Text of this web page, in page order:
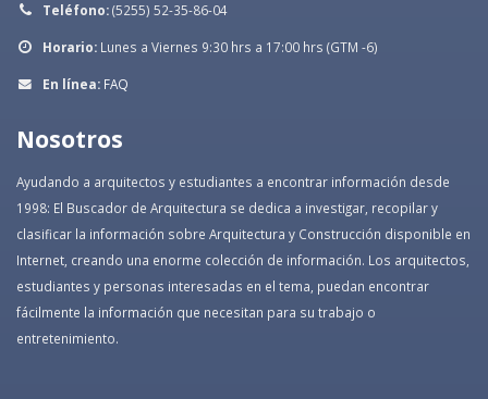
Teléfono:(5255) 52-35-86-04
Horario: Lunes a Viernes 9:30 hrs a 17:00 hrs (GTM -6)
En línea: FAQ
Nosotros
Ayudando a arquitectos y estudiantes a encontrar información desde
1998: El Buscador de Arquitectura se dedica a investigar, recopilar y
clasificar la información sobre Arquitectura y Construcción disponible en
Internet, creando una enorme colección de información. Los arquitectos,
estudiantes y personas interesadas en el tema, puedan encontrar
fácilmente la información que necesitan para su trabajo o
entretenimiento.